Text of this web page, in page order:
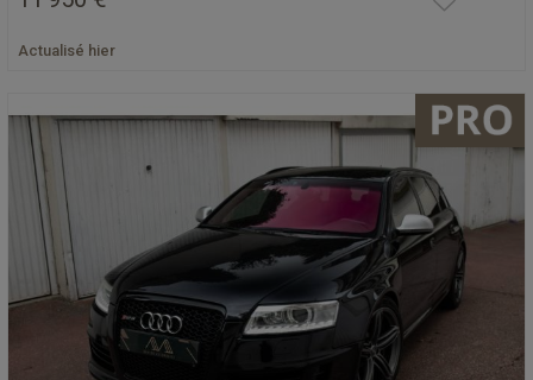
Actualisé hier